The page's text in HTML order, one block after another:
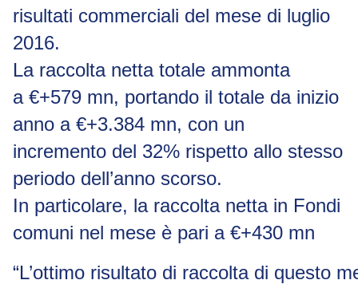
risultati commerciali del mese di luglio
2016.
La raccolta netta totale ammonta
a €+579 mn, portando il totale da inizio
anno a €+3.384 mn, con un
incremento del 32% rispetto allo stesso
periodo dell’anno scorso.
In particolare, la raccolta netta in Fondi
comuni nel mese è pari a €+430 mn
“L’ottimo risultato di raccolta di questo